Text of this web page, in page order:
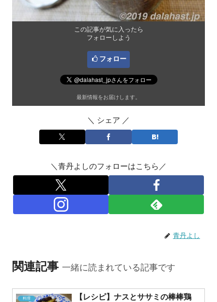
この記事が気に入ったら
フォローしよう
フォロー
最新情報をお届けします。
＼ シェア ／
＼青丹よしのフォローはこちら／
青丹よし
関連記事 一緒に読まれている記事です
料理
【レシピ】ナスとササミの棒棒鶏